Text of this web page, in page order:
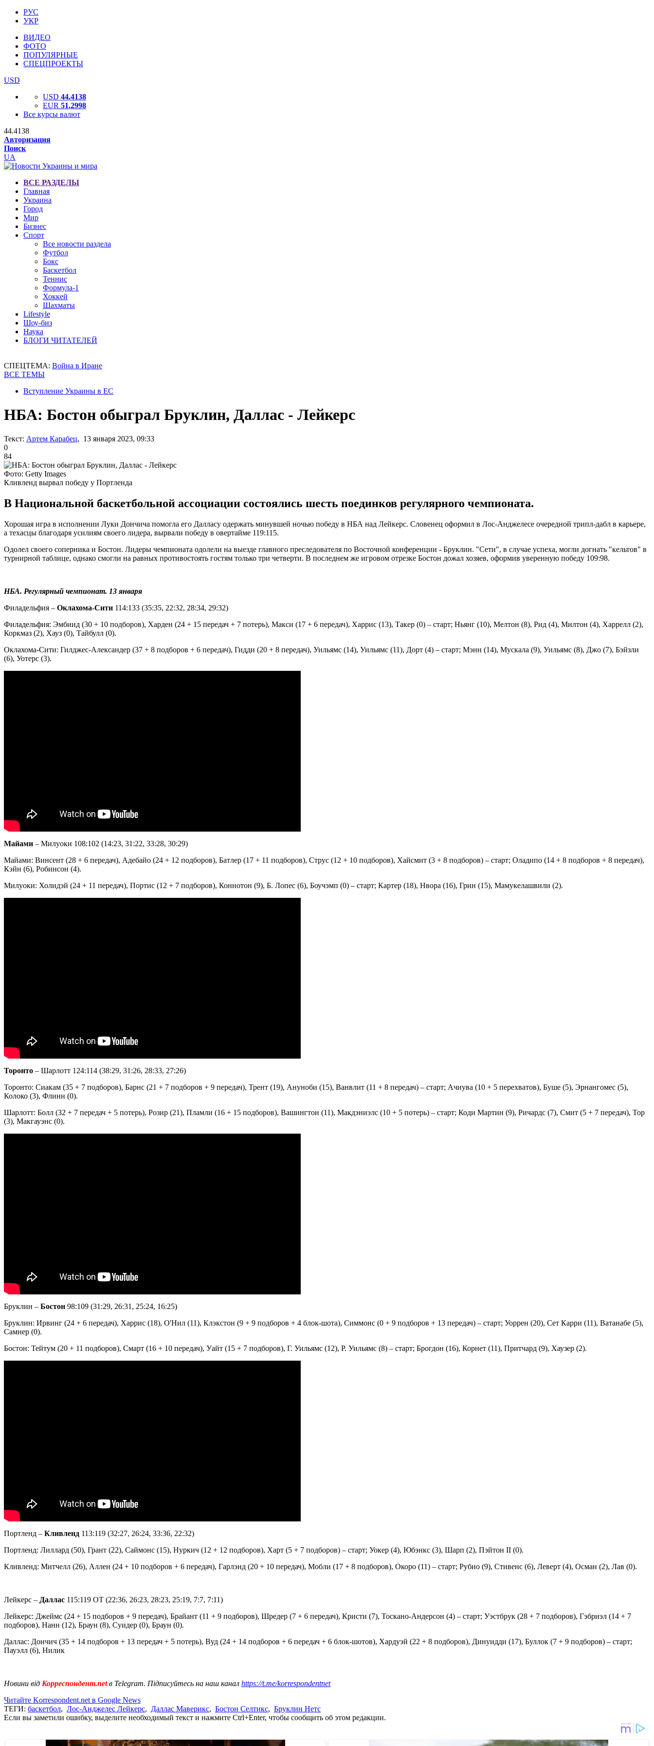
РУС
УКР
ВИДЕО
ФОТО
ПОПУЛЯРНЫЕ
СПЕЦПРОЕКТЫ
USD
USD 44.4138
EUR 51.2998
Все курсы валют
44.4138
Авторизация
Поиск
UA
ВСЕ РАЗДЕЛЫ
Главная
Украина
Город
Мир
Бизнес
Спорт
Все новости раздела
Футбол
Бокс
Баскетбол
Теннис
Формула-1
Хоккей
Шахматы
Lifestyle
Шоу-биз
Наука
БЛОГИ ЧИТАТЕЛЕЙ
СПЕЦТЕМА: Война в Иране
ВСЕ ТЕМЫ
Вступление Украины в ЕС
НБА: Бостон обыграл Бруклин, Даллас - Лейкерс
Текст: Артем Карабец, 13 января 2023, 09:33
0
84
Фото: Getty Images
Кливленд вырвал победу у Портленда
В Национальной баскетбольной ассоциации состоялись шесть поединков регулярного чемпионата.
Хорошая игра в исполнении Луки Дончича помогла его Далласу одержать минувшей ночью победу в НБА над Лейкерс. Словенец оформил в Лос-Анджелесе очередной трипл-дабл в карьере,
а техасцы благодаря усилиям своего лидера, вырвали победу в овертайме 119:115.
Одолел своего соперника и Бостон. Лидеры чемпионата одолели на выезде главного преследователя по Восточной конференции - Бруклин. "Сети", в случае успеха, могли догнать "кельтов" в
турнирной таблице, однако смогли на равных противостоять гостям только три четверти. В последнем же игровом отрезке Бостон дожал хозяев, оформив уверенную победу 109:98.
НБА. Регулярный чемпионат. 13 января
Филадельфия – Оклахома-Сити 114:133 (35:35, 22:32, 28:34, 29:32)
Филадельфия: Эмбиид (30 + 10 подборов), Харден (24 + 15 передач + 7 потерь), Макси (17 + 6 передач), Харрис (13), Такер (0) – старт; Ньянг (10), Мелтон (8), Рид (4), Милтон (4), Харрелл (2),
Коркмаз (2), Хауз (0), Тайбулл (0).
Оклахома-Сити: Гилджес-Александер (37 + 8 подборов + 6 передач), Гидди (20 + 8 передач), Уильямс (14), Уильямс (11), Дорт (4) – старт; Мэнн (14), Мускала (9), Уильямс (8), Джо (7), Бэйзли
(6), Уотерс (3).
Майами – Милуоки 108:102 (14:23, 31:22, 33:28, 30:29)
Майами: Винсент (28 + 6 передач), Адебайо (24 + 12 подборов), Батлер (17 + 11 подборов), Струс (12 + 10 подборов), Хайсмит (3 + 8 подборов) – старт; Оладипо (14 + 8 подборов + 8 передач),
Кэйн (6), Робинсон (4).
Милуоки: Холидэй (24 + 11 передач), Портис (12 + 7 подборов), Коннотон (9), Б. Лопес (6), Боучэмп (0) – старт; Картер (18), Нвора (16), Грин (15), Мамукелашвили (2).
Торонто – Шарлотт 124:114 (38:29, 31:26, 28:33, 27:26)
Торонто: Сиакам (35 + 7 подборов), Барнс (21 + 7 подборов + 9 передач), Трент (19), Ануноби (15), Ванвлит (11 + 8 передач) – старт; Ачиува (10 + 5 перехватов), Буше (5), Эрнангомес (5),
Колоко (3), Флинн (0).
Шарлотт: Болл (32 + 7 передач + 5 потерь), Розир (21), Пламли (16 + 15 подборов), Вашингтон (11), Макдэниэлс (10 + 5 потерь) – старт; Коди Мартин (9), Ричардс (7), Смит (5 + 7 передач), Тор
(3), Макгауэнс (0).
Бруклин – Бостон 98:109 (31:29, 26:31, 25:24, 16:25)
Бруклин: Ирвинг (24 + 6 передач), Харрис (18), О'Нил (11), Клэкстон (9 + 9 подборов + 4 блок-шота), Симмонс (0 + 9 подборов + 13 передач) – старт; Уоррен (20), Сет Карри (11), Ватанабе (5),
Самнер (0).
Бостон: Тейтум (20 + 11 подборов), Смарт (16 + 10 передач), Уайт (15 + 7 подборов), Г. Уильямс (12), Р. Уильямс (8) – старт; Брогдон (16), Корнет (11), Притчард (9), Хаузер (2).
Портленд – Кливленд 113:119 (32:27, 26:24, 33:36, 22:32)
Портленд: Лиллард (50), Грант (22), Саймонс (15), Нуркич (12 + 12 подборов), Харт (5 + 7 подборов) – старт; Уокер (4), Юбэнкс (3), Шарп (2), Пэйтон II (0).
Кливленд: Митчелл (26), Аллен (24 + 10 подборов + 6 передач), Гарлэнд (20 + 10 передач), Мобли (17 + 8 подборов), Окоро (11) – старт; Рубио (9), Стивенс (6), Леверт (4), Осман (2), Лав (0).
Лейкерс – Даллас 115:119 OT (22:36, 26:23, 28:23, 25:19, 7:7, 7:11)
Лейкерс: Джеймс (24 + 15 подборов + 9 передач), Брайант (11 + 9 подборов), Шредер (7 + 6 передач), Кристи (7), Тоскано-Андерсон (4) – старт; Уэстбрук (28 + 7 подборов), Гэбриэл (14 + 7
подборов), Нанн (12), Браун (8), Суидер (0), Браун (0).
Даллас: Дончич (35 + 14 подборов + 13 передач + 5 потерь), Вуд (24 + 14 подборов + 6 передач + 6 блок-шотов), Хардуэй (22 + 8 подборов), Динуидди (17), Буллок (7 + 9 подборов) – старт;
Пауэлл (6), Нилик
Новини від Корреспондент.netв Telegram. Підписуйтесь на наш канал https://t.me/korrespondentnet
Читайте Korrespondent.net в Google News
ТЕГИ: баскетбол, Лос-Анджелес Лейкерс, Даллас Маверикс, Бостон Селтикс, Бруклин Нетс
Если вы заметили ошибку, выделите необходимый текст и нажмите Ctrl+Enter, чтобы сообщить об этом редакции.